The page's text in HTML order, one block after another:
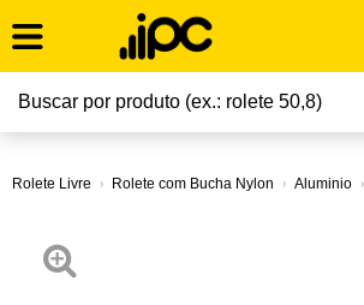
Rolete Livre Rolete com Bucha Nylon Aluminio